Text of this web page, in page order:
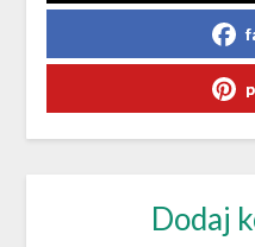
Dodaj